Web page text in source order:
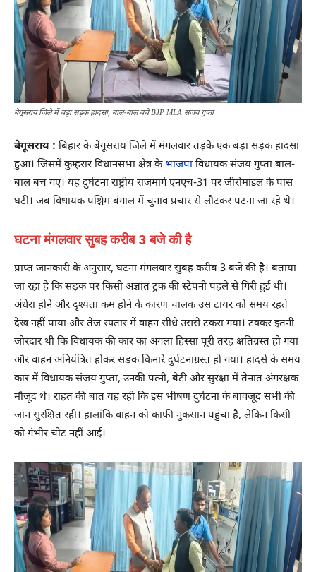
बेगूसराय जिले में बड़ा सड़क हादसा, बाल-बाल बचे BJP MLA संजय गुप्ता
बेगूसराय : बिहार के बेगूसराय जिले में मंगलवार तड़के एक बड़ा सड़क हादसा
हुआ। जिसमें कुम्हरार विधानसभा क्षेत्र केभाजपाविधायक संजय गुप्ता बाल-
बाल बच गए। यह दुर्घटना राष्ट्रीय राजमार्ग एनएच-31 पर जीरोमाइल के पास
घटी। जब विधायक पश्चिम बंगाल में चुनाव प्रचार से लौटकर पटना जा रहे थे।
घटना मंगलवार सुबह करीब 3 बजे की है
प्राप्त जानकारी के अनुसार, घटना मंगलवार सुबह करीब 3 बजे की है। बताया
जा रहा है कि सड़क पर किसी अज्ञात ट्रक की स्टेपनी पहले से गिरी हुई थी।
अंधेरा होने और दृश्यता कम होने के कारण चालक उस टायर को समय रहते
देख नहीं पाया और तेज रफ्तार में वाहन सीधे उससे टकरा गया। टक्कर इतनी
जोरदार थी कि विधायक की कार का अगला हिस्सा पूरी तरह क्षतिग्रस्त हो गया
और वाहन अनियंत्रित होकर सड़क किनारे दुर्घटनाग्रस्त हो गया। हादसे के समय
कार में विधायक संजय गुप्ता, उनकी पत्नी, बेटी और सुरक्षा में तैनात अंगरक्षक
मौजूद थे। राहत की बात यह रही कि इस भीषण दुर्घटना के बावजूद सभी की
जान सुरक्षित रही। हालांकि वाहन को काफी नुकसान पहुंचा है, लेकिन किसी
को गंभीर चोट नहीं आई।